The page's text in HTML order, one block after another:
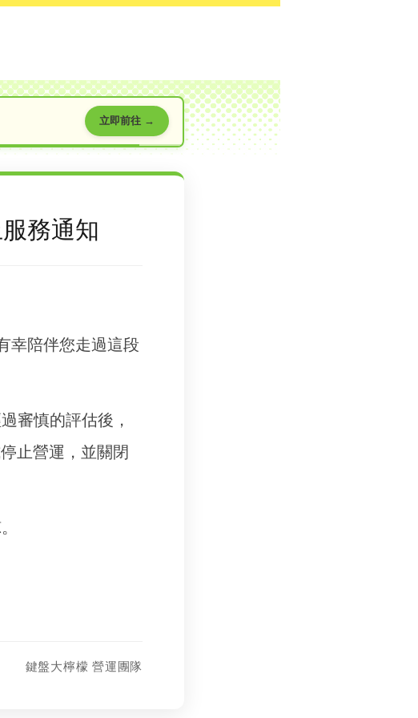
立即前往 →
務通知
幸陪伴您走過這段
審慎的評估後，
止營運，並關閉
鍵盤大檸檬 營運團隊